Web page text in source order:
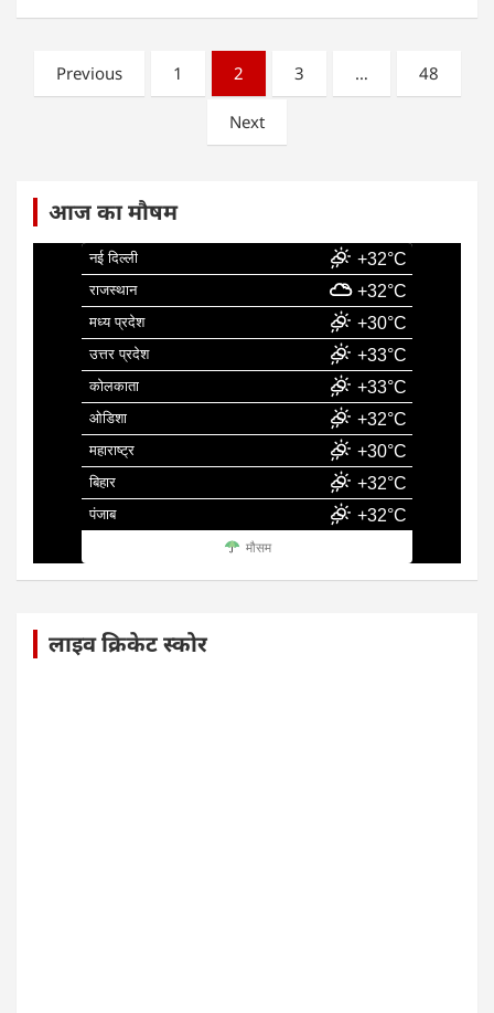
Posts
pagination
Previous 1 2 3 … 48
Next
आज का मौषम
नई दिल्ली +32°C
राजस्थान +32°C
मध्य प्रदेश +30°C
उत्तर प्रदेश +33°C
कोलकाता +33°C
ओडिशा +32°C
महाराष्ट्र +30°C
बिहार +32°C
पंजाब +32°C
मौसम
लाइव क्रिकेट स्कोर